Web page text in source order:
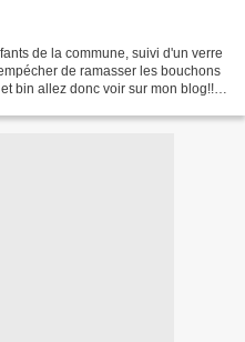
de la commune, suivi d'un verre
de ramasser les bouchons
bin allez donc voir sur mon blog!! (